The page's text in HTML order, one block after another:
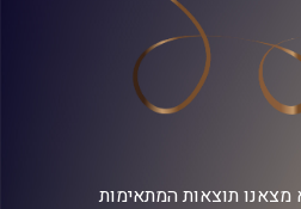
תוצאות המתאימות